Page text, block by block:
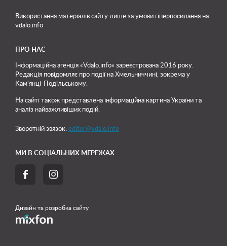
Використання матеріалів сайту лише за умови гіперпосилання на
vdalo.info
ПРО НАС
Інформаційна агенція «Vdalo.info» зареєстрована 2016 року.
Редакція повідомляє про події на Хмельниччині, зокрема у
Кам'янці-Подільському.
На сайті також представлена інформаційна картина України та
аналіз найважливіших подій.
Зворотній звязок: editor@vdalo.info
МИ В СОЦІАЛЬНИХ МЕРЕЖАХ
 
Дизайн та розробка сайту